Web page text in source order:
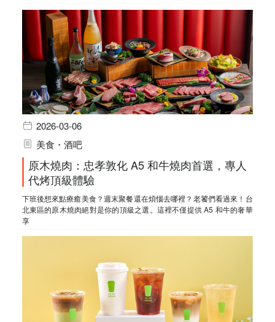
2026-03-06
美食・酒吧
原木燒肉：忠孝敦化 A5 和牛燒肉首選，專人
代烤頂級體驗
下班後想來點療癒美食？週末聚餐還在煩惱去哪裡？老饕們看過來！台
北東區的原木燒肉絕對是你的頂級之選。這裡不僅提供 A5 和牛的奢華
享